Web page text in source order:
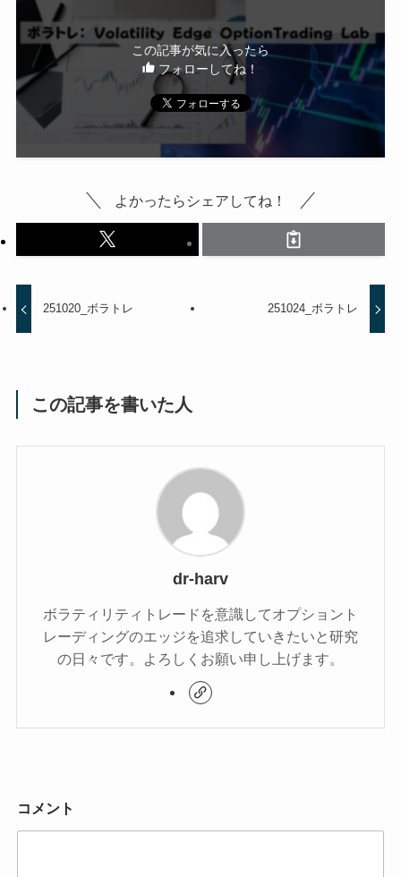
この記事が気に入ったら
フォローしてね！
よかったらシェアしてね！
251020_ボラトレ 251024_ボラトレ
この記事を書いた人
dr-harv
ボラティリティトレードを意識してオプショント
レーディングのエッジを追求していきたいと研究
の日々です。よろしくお願い申し上げます。
コメント